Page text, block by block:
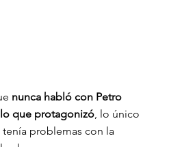
nunca habló con Petro
que protagonizó, lo único
problemas con la